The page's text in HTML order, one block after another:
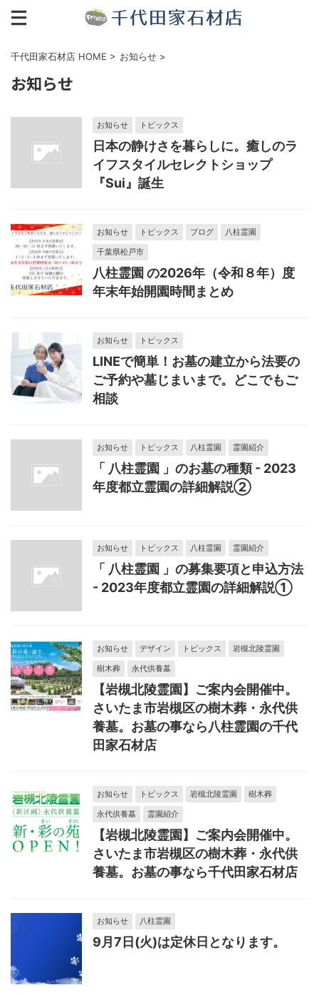
千代田家石材店 HOME > お知らせ >
お知らせ
お知らせ トピックス
日本の静けさを暮らしに。癒しのラ
イフスタイルセレクトショップ
『Sui』誕生
お知らせ トピックス ブログ
八柱霊園
千葉県松戸市
八柱霊園 の2026年（令和８年）度
年末年始開園時間まとめ
お知らせ トピックス
LINEで簡単！お墓の建立から法要の
ご予約や墓じまいまで。どこでもご
相談
お知らせ トピックス 八柱霊園 霊園紹介
「 八柱霊園 」のお墓の種類 - 2023
年度都立霊園の詳細解説②
お知らせ トピックス 八柱霊園 霊園紹介
「 八柱霊園 」の募集要項と申込方法
- 2023年度都立霊園の詳細解説①
お知らせ デザイン トピックス
岩槻北陵霊園
樹木葬
永代供養墓
【岩槻北陵霊園】ご案内会開催中。
さいたま市岩槻区の樹木葬・永代供
養墓。お墓の事なら八柱霊園の千代
田家石材店
お知らせ トピックス 岩槻北陵霊園
樹木葬
永代供養墓
霊園紹介
【岩槻北陵霊園】ご案内会開催中。
さいたま市岩槻区の樹木葬・永代供
養墓。お墓の事なら千代田家石材店
お知らせ 八柱霊園
9月7日(火)は定休日となります。